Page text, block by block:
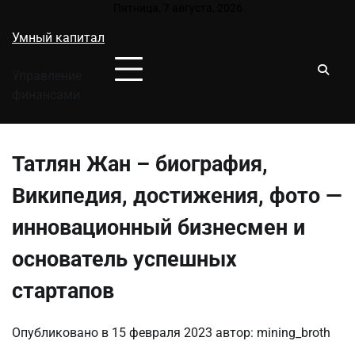
содержимому
Умный капитал
Татлян Жан – биография,
Википедия, достижения, фото —
инновационный бизнесмен и
основатель успешных
стартапов
Опубликовано в 15 февраля 2023 автор: mining_broth